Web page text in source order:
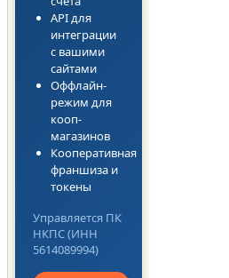
API для
интеграции
с вашими
сайтами
Оффлайн-
режим для
кооп-
магазинов
Кооперативная
франшиза и
токены
Управляется ПК
НКПС (ИНН
5614089994)